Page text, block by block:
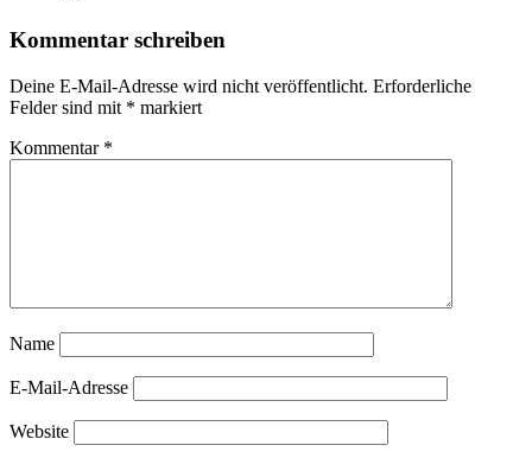
Kommentar schreiben
Deine E-Mail-Adresse wird nicht veröffentlicht. Erforderliche
Felder sind mit * markiert
Kommentar *
Name
E-Mail-Adresse
Website